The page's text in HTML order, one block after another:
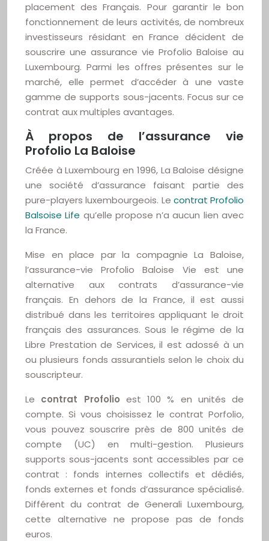
placement des Français. Pour garantir le bon
fonctionnement de leurs activités, de nombreux
investisseurs résidant en France décident de
souscrire une assurance vie Profolio Baloise au
Luxembourg. Parmi les offres présentes sur le
marché, elle permet d’accéder à une vaste
gamme de supports sous-jacents. Focus sur ce
contrat aux multiples avantages.
À propos de l’assurance vie
Profolio La Baloise
Créée à Luxembourg en 1996, La Baloise désigne
une société d’assurance faisant partie des
pure-players luxembourgeois. Le contrat Profolio
Balsoise Life qu’elle propose n’a aucun lien avec
la France.
Mise en place par la compagnie La Baloise,
l’assurance-vie Profolio Baloise Vie est une
alternative aux contrats d’assurance-vie
français. En dehors de la France, il est aussi
distribué dans les territoires appliquant le droit
français des assurances. Sous le régime de la
Libre Prestation de Services, il est adossé à un
ou plusieurs fonds assurantiels selon le choix du
souscripteur.
Le contrat Profolio est 100 % en unités de
compte. Si vous choisissez le contrat Porfolio,
vous pouvez souscrire près de 800 unités de
compte (UC) en multi-gestion. Plusieurs
supports sous-jacents sont accessibles par ce
contrat : fonds internes collectifs et dédiés,
fonds externes et fonds d’assurance spécialisé.
Différent du contrat de Generali Luxembourg,
cette alternative ne propose pas de fonds
euros.